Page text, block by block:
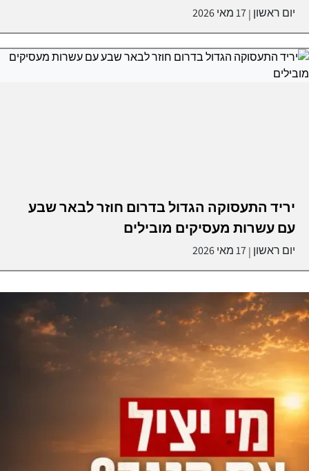
יום ראשון |17 מאי 2026
יריד התעסוקה הגדול בדרום חוזר לבאר שבע
עם עשרות מעסיקים מובילים
יום ראשון |17 מאי 2026